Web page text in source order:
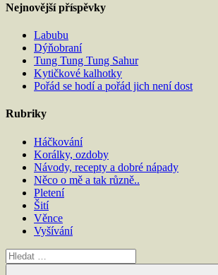
Nejnovější příspěvky
Labubu
Dýňobraní
Tung Tung Tung Sahur
Kytičkové kalhotky
Pořád se hodí a pořád jich není dost
Rubriky
Háčkování
Korálky, ozdoby
Návody, recepty a dobré nápady
Něco o mě a tak různě..
Pletení
Šití
Věnce
Vyšívání
Hledat: